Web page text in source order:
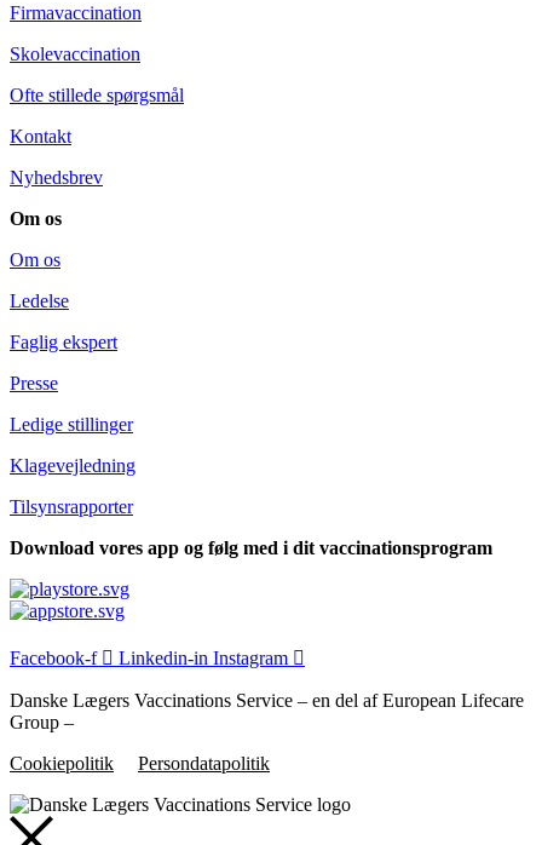
Firmavaccination
Skolevaccination
Ofte stillede spørgsmål
Kontakt
Nyhedsbrev
Om os
Om os
Ledelse
Faglig ekspert
Presse
Ledige stillinger
Klagevejledning
Tilsyns­rapporter
Download vores app og følg med i dit vaccinationsprogram
Facebook-f Linkedin-in Instagram
Danske Lægers Vaccinations Service – en del af European Lifecare
Group –
Cookiepolitik
Persondatapolitik